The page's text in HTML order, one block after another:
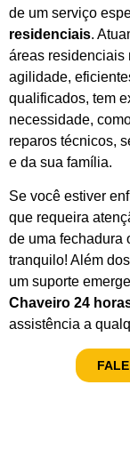
de um serviço
residenciais.
áreas residenciais
agilidade,
qualificados, tem
necessidade,
reparos técnicos,
e da sua família.
Se você estiver
que requeira
de uma fechadura
tranquilo! Além
um suporte
Chaveiro 24
assistência a